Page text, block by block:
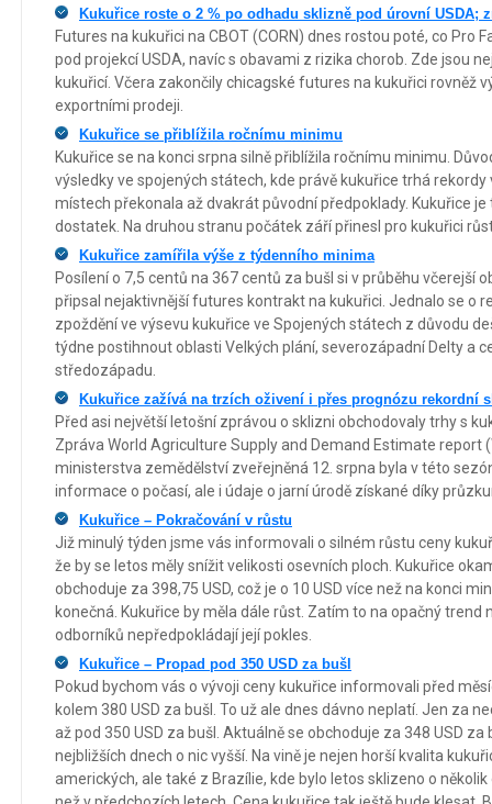
Kukuřice roste o 2 % po odhadu sklizně pod úrovní USDA;
Futures na kukuřici na CBOT (CORN) dnes rostou poté, co Pro
pod projekcí USDA, navíc s obavami z rizika chorob. Zde jsou
kukuřicí. Včera zakončily chicagské futures na kukuřici rovněž
exportními prodeji.
Kukuřice se přiblížila ročnímu minimu
Kukuřice se na konci srpna silně přiblížila ročnímu minimu.
výsledky ve spojených státech, kde právě kukuřice trhá
místech překonala až dvakrát původní předpoklady. Kukuřice
dostatek. Na druhou stranu počátek září přinesl pro kukuřici
Kukuřice zamířila výše z týdenního minima
Posílení o 7,5 centů na 367 centů za bušl si v průběhu včerejší
připsal nejaktivnější futures kontrakt na kukuřici. Jednalo se o
zpoždění ve výsevu kukuřice ve Spojených státech z důvodu
týdne postihnout oblasti Velkých plání, severozápadní Delty a
středozápadu.
Kukuřice zažívá na trzích oživení i přes prognózu rekordní
Před asi největší letošní zprávou o sklizni obchodovaly trhy s
Zpráva World Agriculture Supply and Demand Estimate report
ministerstva zemědělství zveřejněná 12. srpna byla v této
informace o počasí, ale i údaje o jarní úrodě získané díky
Kukuřice – Pokračování v růstu
Již minulý týden jsme vás informovali o silném růstu ceny
že by se letos měly snížit velikosti osevních ploch. Kukuřice
obchoduje za 398,75 USD, což je o 10 USD více než na konci
konečná. Kukuřice by měla dále růst. Zatím to na opačný trend
odborníků nepředpokládají její pokles.
Kukuřice – Propad pod 350 USD za bušl
Pokud bychom vás o vývoji ceny kukuřice informovali před
kolem 380 USD za bušl. To už ale dnes dávno neplatí. Jen za
až pod 350 USD za bušl. Aktuálně se obchoduje za 348 USD za
nejbližších dnech o nic vyšší. Na vině je nejen horší kvalita
amerických, ale také z Brazílie, kde bylo letos sklizeno o